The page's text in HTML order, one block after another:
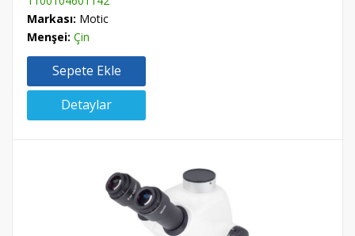
Markası: Motic
Menşei: Çin
Sepete Ekle
Detaylar